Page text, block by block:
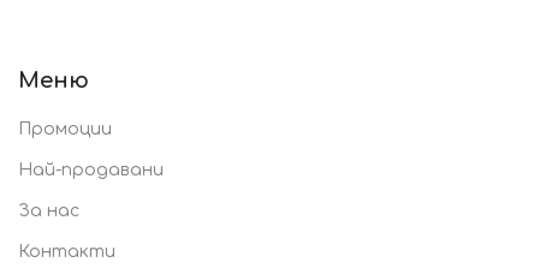
Меню
Промоции
Най-продавани
За нас
Контакти